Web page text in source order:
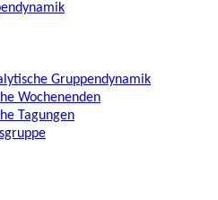
Gruppendynamik
Wochenenden
Tagungen